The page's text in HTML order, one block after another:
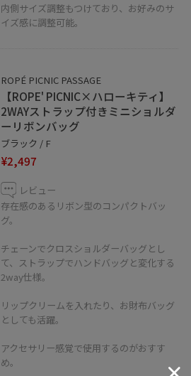
内側サイズ調整もつけており、お好みのサ
イズ感に調整可能。
ROPÉ PICNIC PASSAGE
【ROPE' PICNIC×ハローキティ】
2WAYストラップ付きミニショルダ
ーリボンバッグ
ブラック / F
¥2,497
レビュー
存在感のあるリボン型のコンパクトバッ
グ。
チェーンでクロスショルダーバッグとし
て、ストラップでハンドバッグと変化する
2way仕様。
リップクリームを入れたり、お財布バッグ
としても活躍。
アクセサリー感覚で使用するのがおすす
め。